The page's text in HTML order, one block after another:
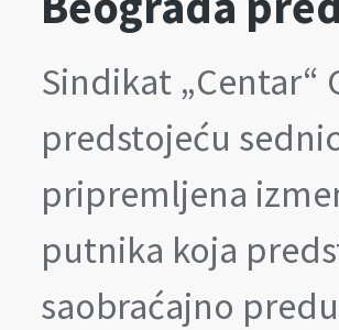
Sindikat „Centar“
predstojeću
pripremljena
putnika koja
saobraćajno